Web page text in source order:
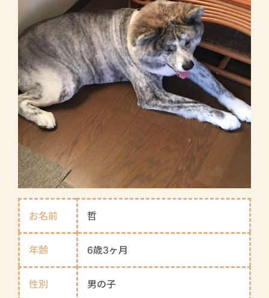
お名前 哲
年齢 6歳3ヶ月
性別 男の子